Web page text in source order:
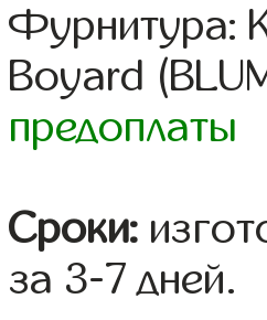
Фурнитура:
Boyard
предоплаты
Сроки:
за 3-7 дней.